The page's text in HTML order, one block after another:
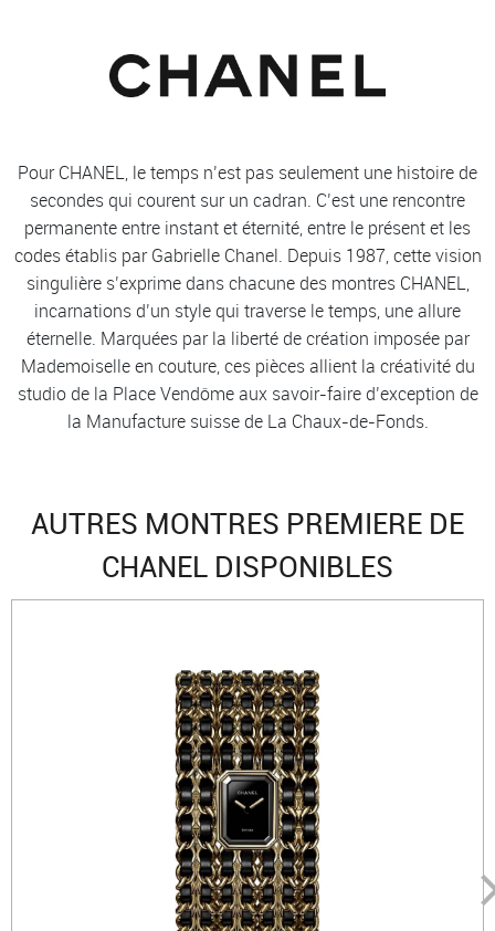
Pour CHANEL, le temps n’est pas seulement une histoire de
secondes qui courent sur un cadran. C’est une rencontre
permanente entre instant et éternité, entre le présent et les
codes établis par Gabrielle Chanel. Depuis 1987, cette vision
singulière s’exprime dans chacune des montres CHANEL,
incarnations d’un style qui traverse le temps, une allure
éternelle. Marquées par la liberté de création imposée par
Mademoiselle en couture, ces pièces allient la créativité du
studio de la Place Vendôme aux savoir-faire d’exception de
la Manufacture suisse de La Chaux-de-Fonds.
AUTRES MONTRES PREMIERE DE
CHANEL DISPONIBLES